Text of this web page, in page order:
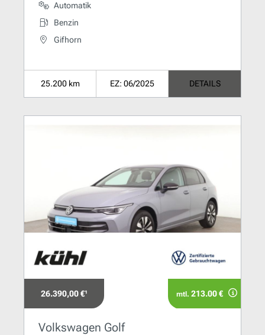
Automatik
Benzin
Gifhorn
25.200 km EZ: 06/2025 DETAILS
26.390,00 €¹ mtl. 213.00 €
Volkswagen Golf